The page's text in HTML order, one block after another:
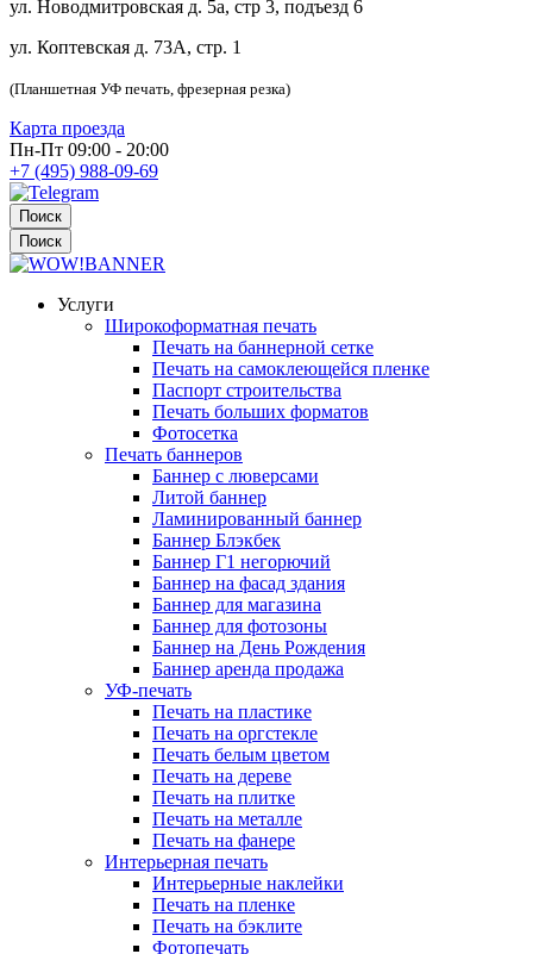
ул. Новодмитровская д. 5а, стр 3, подъезд 6
ул. Коптевская д. 73А, стр. 1
(Планшетная УФ печать, фрезерная резка)
Карта проезда
Пн-Пт 09:00 - 20:00
+7 (495) 988-09-69
Поиск
Поиск
Услуги
Широкоформатная печать
Печать на баннерной сетке
Печать на самоклеющейся пленке
Паспорт строительства
Печать больших форматов
Фотосетка
Печать баннеров
Баннер с люверсами
Литой баннер
Ламинированный баннер
Баннер Блэкбек
Баннер Г1 негорючий
Баннер на фасад здания
Баннер для магазина
Баннер для фотозоны
Баннер на День Рождения
Баннер аренда продажа
УФ-печать
Печать на пластике
Печать на оргстекле
Печать белым цветом
Печать на дереве
Печать на плитке
Печать на металле
Печать на фанере
Интерьерная печать
Интерьерные наклейки
Печать на пленке
Печать на бэклите
Фотопечать